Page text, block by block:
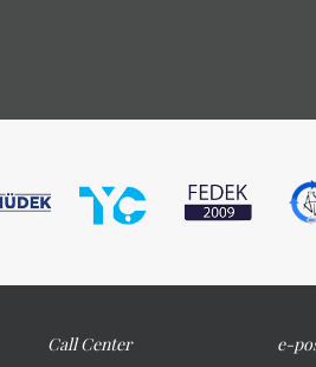
Call Center e-